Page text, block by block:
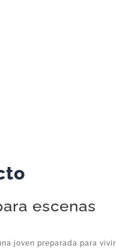
escenas
joven preparada para vivir